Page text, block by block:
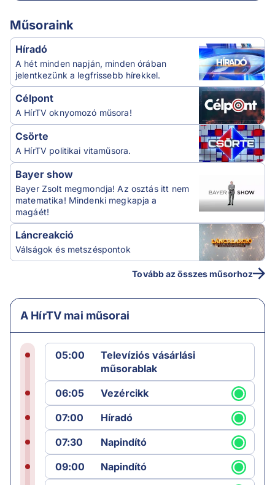
Műsoraink
Híradó
A hét minden napján, minden órában
jelentkezünk a legfrissebb hírekkel.
Célpont
A HírTV oknyomozó műsora!
Csörte
A HírTV politikai vitaműsora.
Bayer show
Bayer Zsolt megmondja! Az osztás itt nem
matematika! Mindenki megkapja a
magáét!
Láncreakció
Válságok és metszéspontok
Tovább az összes műsorhoz
A HírTV mai műsorai
05:00
Televíziós vásárlási
műsorablak
06:05
Vezércikk
07:00
Híradó
07:30
Napindító
09:00
Napindító